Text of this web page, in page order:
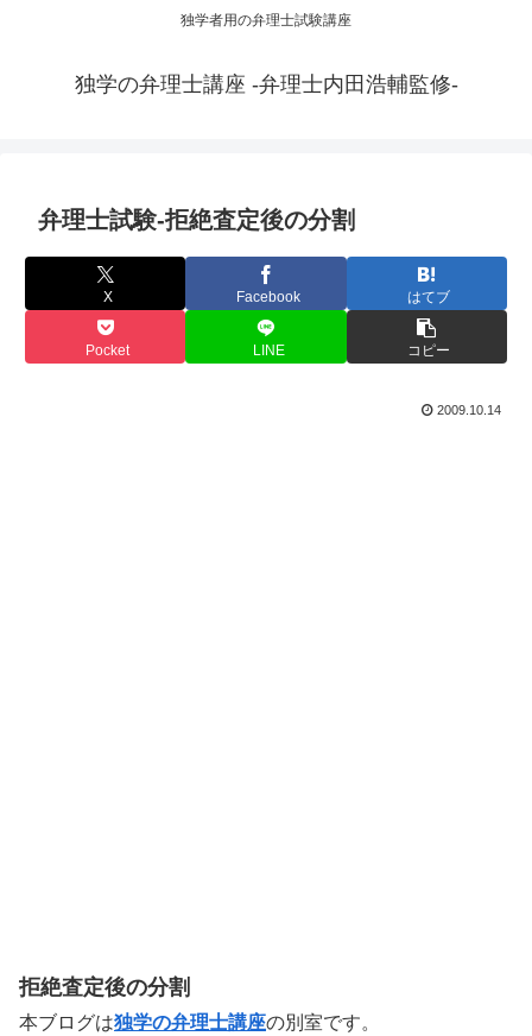
独学者用の弁理士試験講座
独学の弁理士講座 -弁理士内田浩輔監修-
弁理士試験-拒絶査定後の分割
X Facebook はてブ
Pocket LINE コピー
2009.10.14
拒絶査定後の分割
本ブログは独学の弁理士講座の別室です。